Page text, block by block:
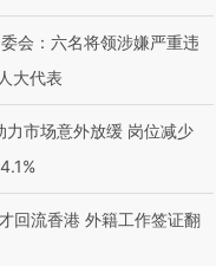
会：六名将领涉嫌严重违
大代表
力市场意外放缓 岗位减少
回流香港 外籍工作签证翻